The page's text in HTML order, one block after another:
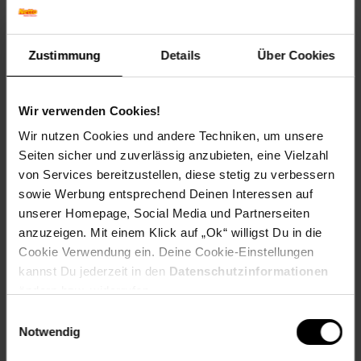
Zustimmung Details Über Cookies
Wir verwenden Cookies!
Wir nutzen Cookies und andere Techniken, um unsere
Seiten sicher und zuverlässig anzubieten, eine Vielzahl
von Services bereitzustellen, diese stetig zu verbessern
sowie Werbung entsprechend Deinen Interessen auf
unserer Homepage, Social Media und Partnerseiten
anzuzeigen. Mit einem Klick auf „Ok“ willigst Du in die
Cookie Verwendung ein. Deine Cookie-Einstellungen
kannst Du jederzeit in den Datenschutzinformationen
Notwendig
Blütenfarbe: Gelb
Winterfarbe: Immergrün
Geschmack: X
Frucht: Keine Frucht
Standortempfehlung: Halbschattig, windgeschützt
Pflegeaufwand: Mittel
Lichtbedarf: Halbschattig-Schattig
Wasserbedarf: Hoch
Rückschnitt: Rückschnitt nach der Blüte.
Schnittverträglichkeit: Gut
Bodenansprüche: sauer und humos
Nährstoffgehalt: Mittel
Frosthärte: bis -23 °C
Verwendung: Solitärpflanzung, Heckenpflanze,
Duft: Stark,Kein Duft